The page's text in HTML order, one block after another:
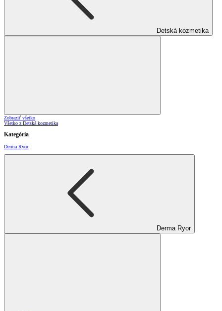
Detská kozmetika
Zobraziť všetko
Všetko z Detská kozmetika
Kategória
Derma Ryor
Derma Ryor